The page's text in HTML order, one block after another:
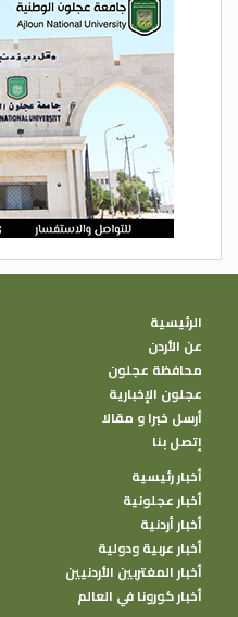
الرئيسية
عن الأردن
محافظة عجلون
عجلون الإخبارية
أرسل خبرا و مقالا
إتصل بنا
أخبار رئيسية
أخبار عجلونية
أخبار أردنية
أخبار عربية ودولية
أخبار المغتربين الأردنيين
أخبار كورونا في العالم